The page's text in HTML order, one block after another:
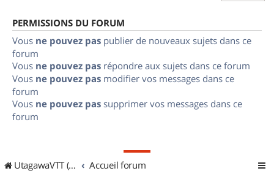
PERMISSIONS DU FORUM
Vous ne pouvez pas publier de nouveaux sujets dans ce
forum
Vous ne pouvez pas répondre aux sujets dans ce forum
Vous ne pouvez pas modifier vos messages dans ce
forum
Vous ne pouvez pas supprimer vos messages dans ce
forum
UtagawaVTT (Randos VTT et VTTAE avec traces GPS) Accueil forum